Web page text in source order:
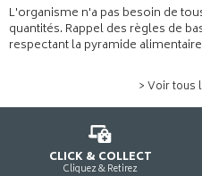
L'organisme n'a pas besoin de
quantités. Rappel des règles de
respectant la pyramide
> Voir tous
CLICK & COLLECT
Cliquez & Retirez